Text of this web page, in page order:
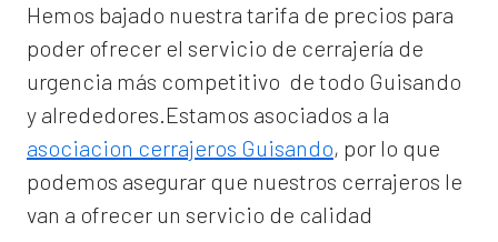
Hemos bajado nuestra tarifa de precios para
poder ofrecer el servicio de cerrajería de
urgencia más competitivo de todo Guisando
y alrededores.Estamos asociados a la
asociacion cerrajeros Guisando, por lo que
podemos asegurar que nuestros cerrajeros le
van a ofrecer un servicio de calidad